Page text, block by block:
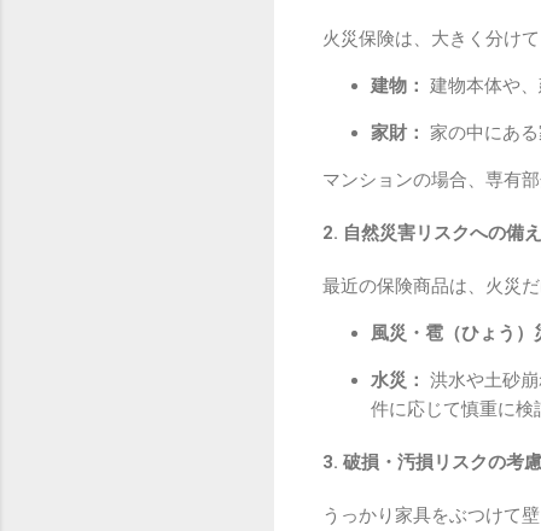
火災保険は、大きく分け
建物： 建物本体や
家財： 家の中にあ
マンションの場合、専有
2. 自然災害リスクへの備え
最近の保険商品は、火災
風災・雹（ひょう）
水災： 洪水や土砂
件に応じて慎重に検
3. 破損・汚損リスクの考慮
うっかり家具をぶつけて